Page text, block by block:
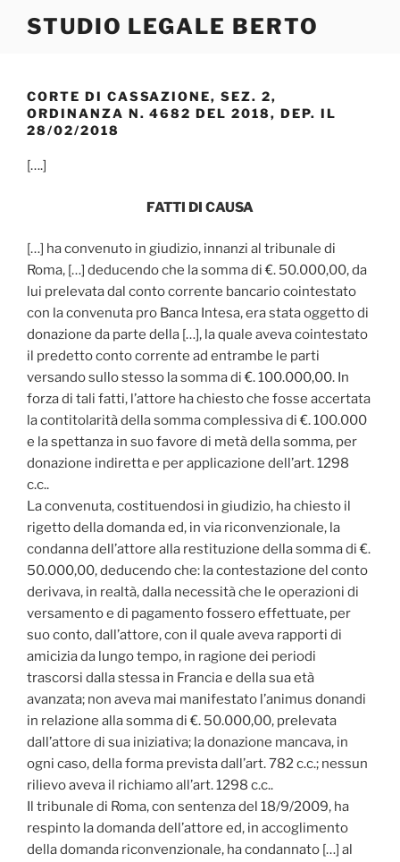
STUDIO LEGALE BERTO
CORTE DI CASSAZIONE, SEZ. 2,
ORDINANZA N. 4682 DEL 2018, DEP. IL
28/02/2018
[….]
FATTI DI CAUSA
[…] ha convenuto in giudizio, innanzi al tribunale di
Roma, […] deducendo che la somma di €. 50.000,00, da
lui prelevata dal conto corrente bancario cointestato
con la convenuta pro Banca Intesa, era stata oggetto di
donazione da parte della […], la quale aveva cointestato
il predetto conto corrente ad entrambe le parti
versando sullo stesso la somma di €. 100.000,00. In
forza di tali fatti, l’attore ha chiesto che fosse accertata
la contitolarità della somma complessiva di €. 100.000
e la spettanza in suo favore di metà della somma, per
donazione indiretta e per applicazione dell’art. 1298
c.c..
La convenuta, costituendosi in giudizio, ha chiesto il
rigetto della domanda ed, in via riconvenzionale, la
condanna dell’attore alla restituzione della somma di €.
50.000,00, deducendo che: la contestazione del conto
derivava, in realtà, dalla necessità che le operazioni di
versamento e di pagamento fossero effettuate, per
suo conto, dall’attore, con il quale aveva rapporti di
amicizia da lungo tempo, in ragione dei periodi
trascorsi dalla stessa in Francia e della sua età
avanzata; non aveva mai manifestato l’animus donandi
in relazione alla somma di €. 50.000,00, prelevata
dall’attore di sua iniziativa; la donazione mancava, in
ogni caso, della forma prevista dall’art. 782 c.c.; nessun
rilievo aveva il richiamo all’art. 1298 c.c..
Il tribunale di Roma, con sentenza del 18/9/2009, ha
respinto la domanda dell’attore ed, in accoglimento
della domanda riconvenzionale, ha condannato […] al